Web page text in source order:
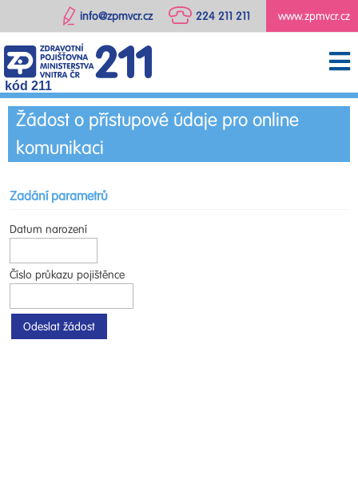
www.zpmvcr.cz
224 211 211
info@zpmvcr.cz
kód 211
Žádost o přístupové údaje pro online
komunikaci
Zadání parametrů
Datum narození
Číslo průkazu pojištěnce